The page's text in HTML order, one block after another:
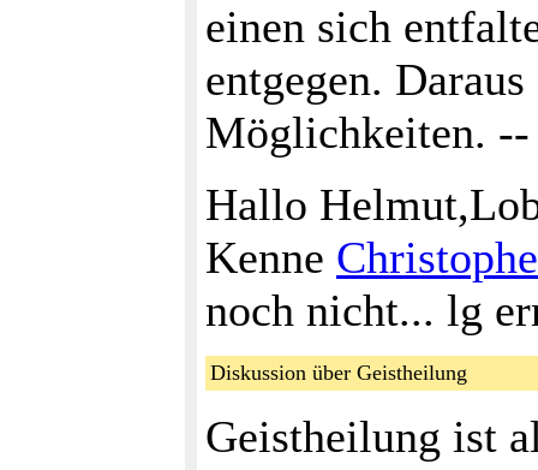
einen sich
entgegen.
Möglichkeiten.
Hallo
Kenne
noch nicht... lg
Diskussion über Geistheilung
Geistheilung ist